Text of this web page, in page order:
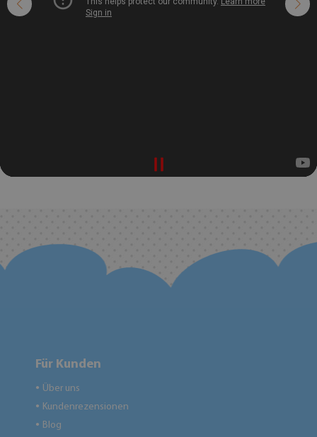
Für Kunden
● Über uns
● Kundenrezensionen
● Blog